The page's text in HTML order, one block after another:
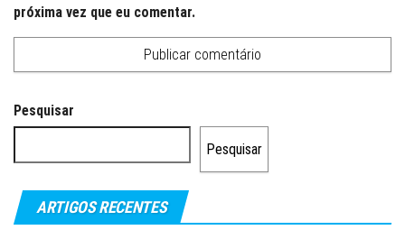
próxima vez que eu comentar.
Pesquisar
Pesquisar
ARTIGOS RECENTES